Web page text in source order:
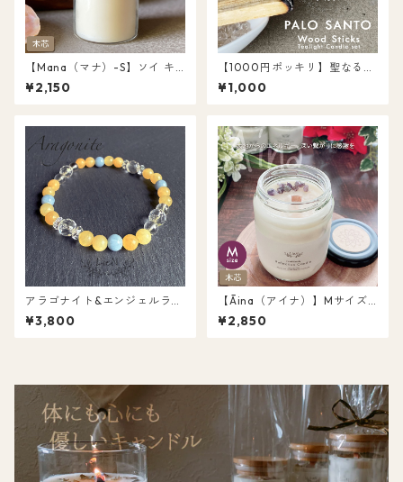
【Mana（マナ）-S】ソイ キ
ャンドル 木芯 ウッドウィック
香木パロサント＆ホワイトセ
¥2,150
【1000円ポッキリ】聖なる木
パロサント スティック 2本入
ティーライトキャンドル付き
¥1,000
アラゴナイト&エンジェルライ
ト&水晶ブレスレット 16cm
（LARANCRG-1）
¥3,800
【Āina（アイナ）】Mサイズ
ソイ キャンドル 木芯 ウッドウ
ィック 浄化 ホワイトセージリ
¥2,850